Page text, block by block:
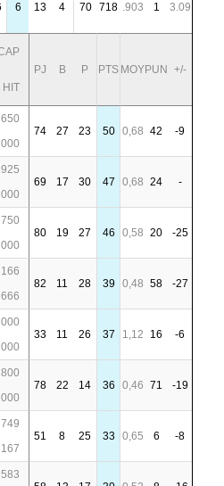
6 13 4 70 718 .903 1 3.09
HIT
PJ B P PTS MOYPUN +/-
000
74 27 23 50 0,68 42 -9
925
000
69 17 30 47 0,68 24 -
000
80 19 27 46 0,58 20 -25
666
82 11 28 39 0,48 58 -27
000
33 11 26 37 1,12 16 -6
000
78 22 14 36 0,46 71 -19
749
167
51 8 25 33 0,65 6 -8